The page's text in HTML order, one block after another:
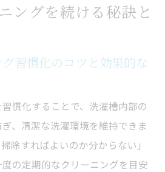
濯機クリーニング頻度の見極
ニングと点検の相乗効果を解
パックで性能維持が長続きす
ングを続ける秘訣と
習慣化のコツと効果的な
慣化することで、洗濯槽内部の
、清潔な洗濯環境を維持できま
除すればよいのか分からない」
の定期的なクリーニングを目安